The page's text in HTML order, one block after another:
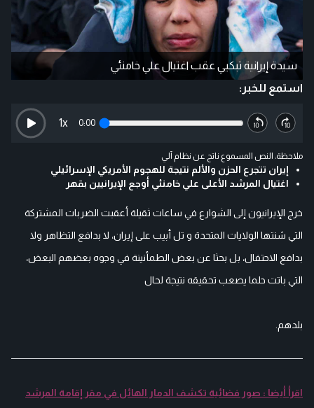
سيدة إيرانية تبكيي عقب اغتيال علي خامنئي
استمع للخبر:
0:00
1x
ملاحظة: النص المسموع ناتج عن نظام آلي
إيران تتجرع الحزن والألم نتيجة للهجوم الأمريكي الإسرائيلي
اغتيال المرشد الأعلى علي خامنئي أوجع الإيرانيين بقهر
خرج الإيرانيون إلى الشوارع في ساعات ثقيلة أعقبت الضربات المشتركة
التي شنتها الولايات المتحدة و تل أبيب على إيران، لا بدافع التظاهر ولا
بدافع الاحتفال، بل بحثا عن بعض الطمأنينة في وجوه بعضهم البعض،
التي باتت حلما يصعب تحقيقه نتيجة لحال
بلدهم.
اقرأ أيضا : صور فضائية تكشف الدمار الهائل في مقر إقامة المرشد